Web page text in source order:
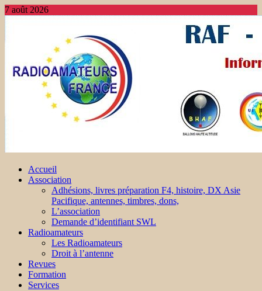
7 août 2026
Accueil
Association
Adhésions, livres préparation F4, histoire, DX Asie
Pacifique, antennes, timbres, dons,
L’association
Demande d’identifiant SWL
Radioamateurs
Les Radioamateurs
Droit à l’antenne
Revues
Formation
Services